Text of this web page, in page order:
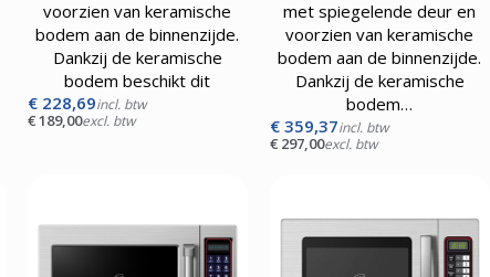
voorzien van keramische
bodem aan de binnenzijde.
Dankzij de keramische
bodem beschikt dit
€228,69incl. btw
€189,00excl. btw
met spiegelende deur en
voorzien van keramische
bodem aan de binnenzijde.
Dankzij de keramische
bodem…
€359,37incl. btw
€297,00excl. btw